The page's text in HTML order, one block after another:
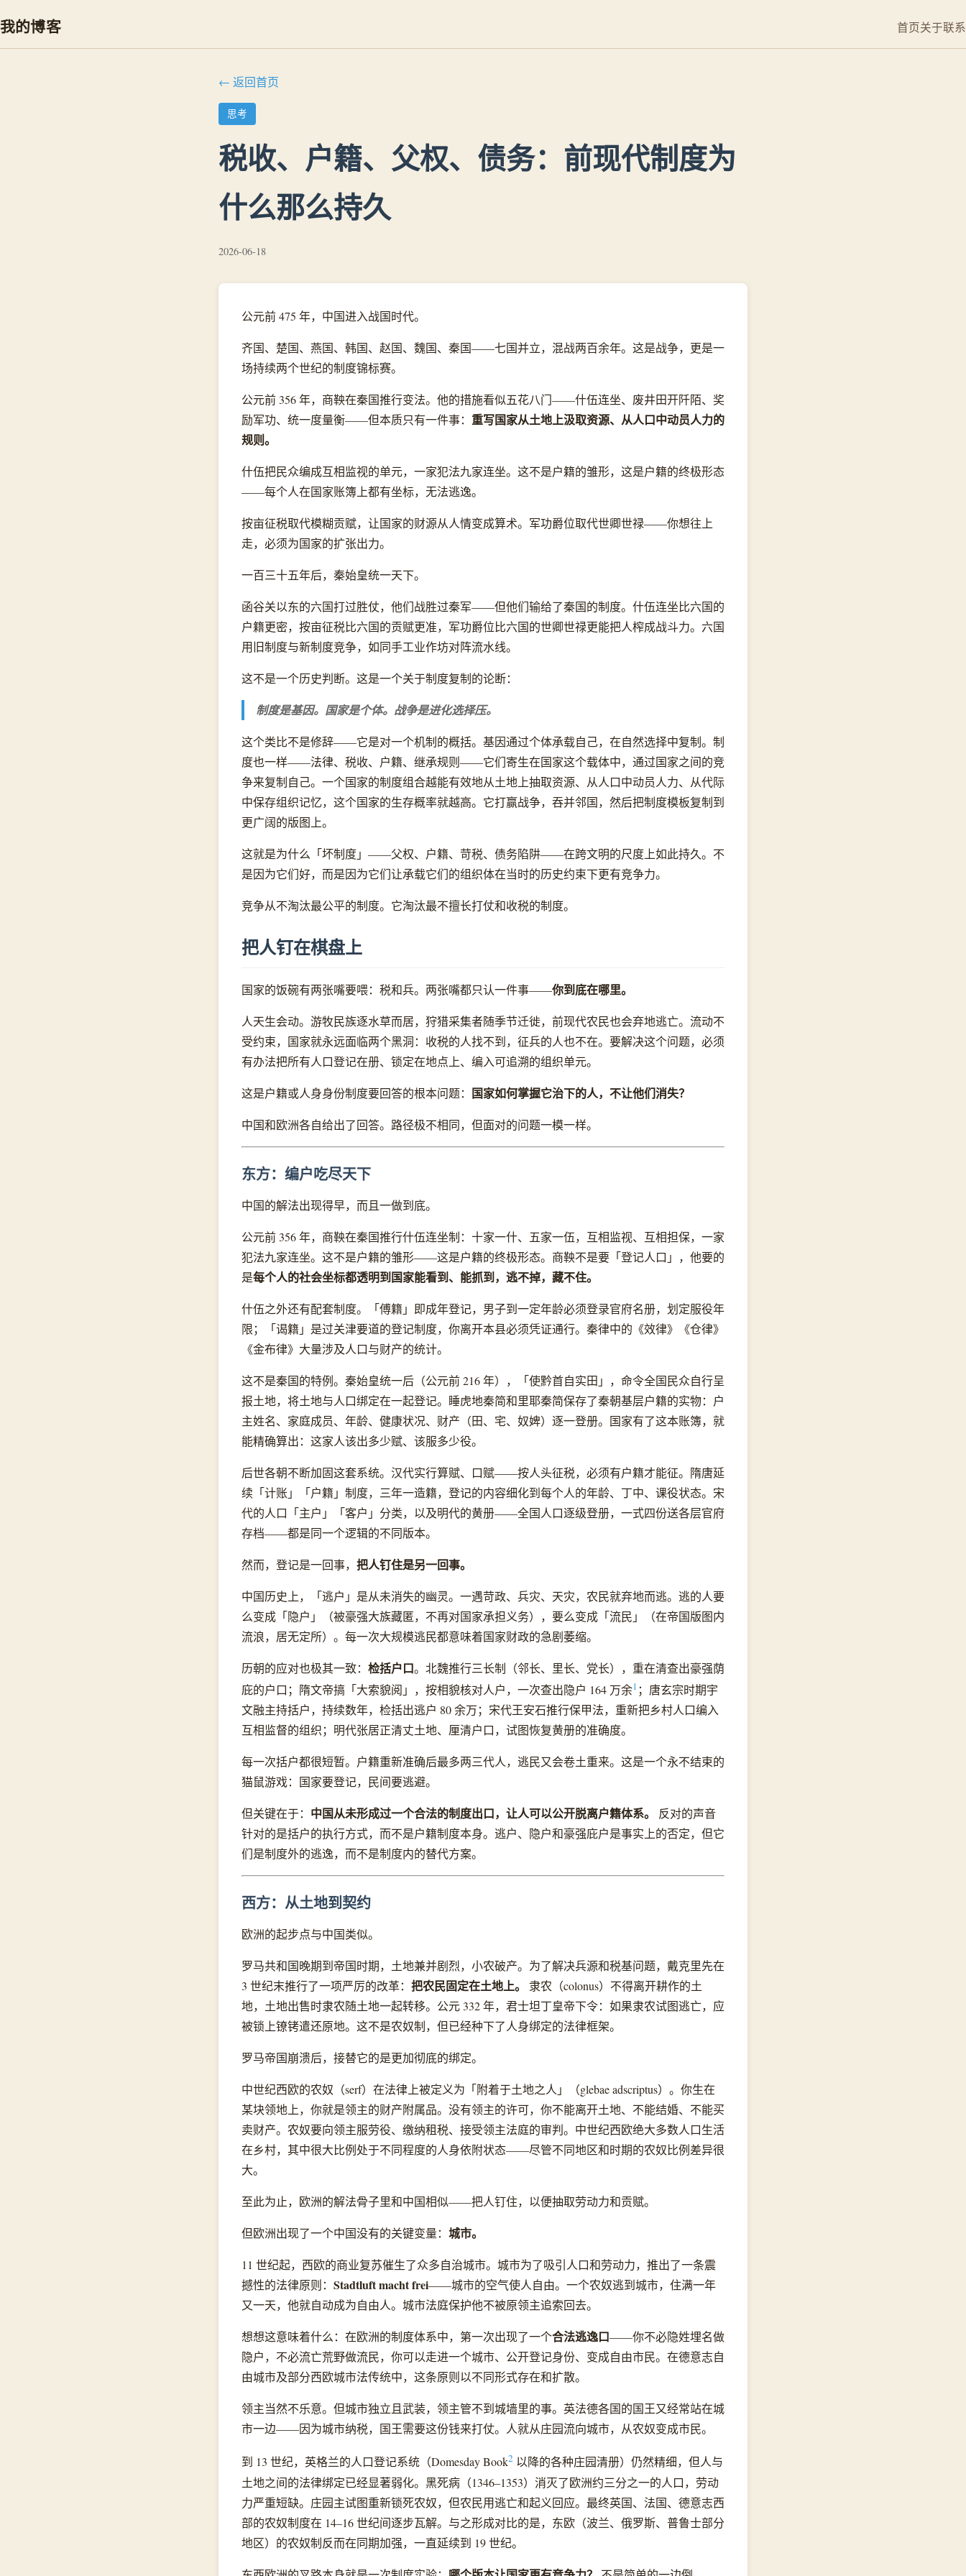
我的博客 首页关于联系
← 返回首页
思考
税收、户籍、父权、债务：前现代制度为
什么那么持久
2026-06-18
公元前 475 年，中国进入战国时代。
齐国、楚国、燕国、韩国、赵国、魏国、秦国——七国并立，混战两百余年。这是战争，更是一
场持续两个世纪的制度锦标赛。
公元前 356 年，商鞅在秦国推行变法。他的措施看似五花八门——什伍连坐、废井田开阡陌、奖
励军功、统一度量衡——但本质只有一件事： 重写国家从土地上汲取资源、从人口中动员人力的
规则。
什伍把民众编成互相监视的单元，一家犯法九家连坐。这不是户籍的雏形，这是户籍的终极形态
——每个人在国家账簿上都有坐标，无法逃逸。
按亩征税取代模糊贡赋，让国家的财源从人情变成算术。军功爵位取代世卿世禄——你想往上
走，必须为国家的扩张出力。
一百三十五年后，秦始皇统一天下。
函谷关以东的六国打过胜仗，他们战胜过秦军——但他们输给了秦国的制度。什伍连坐比六国的
户籍更密，按亩征税比六国的贡赋更准，军功爵位比六国的世卿世禄更能把人榨成战斗力。六国
用旧制度与新制度竞争，如同手工业作坊对阵流水线。
这不是一个历史判断。这是一个关于制度复制的论断：
制度是基因。国家是个体。战争是进化选择压。
这个类比不是修辞——它是对一个机制的概括。基因通过个体承载自己，在自然选择中复制。制
度也一样——法律、税收、户籍、继承规则——它们寄生在国家这个载体中，通过国家之间的竞
争来复制自己。一个国家的制度组合越能有效地从土地上抽取资源、从人口中动员人力、从代际
中保存组织记忆，这个国家的生存概率就越高。它打赢战争，吞并邻国，然后把制度模板复制到
更广阔的版图上。
这就是为什么「坏制度」——父权、户籍、苛税、债务陷阱——在跨文明的尺度上如此持久。不
是因为它们好，而是因为它们让承载它们的组织体在当时的历史约束下更有竞争力。
竞争从不淘汰最公平的制度。它淘汰最不擅长打仗和收税的制度。
把人钉在棋盘上
国家的饭碗有两张嘴要喂：税和兵。两张嘴都只认一件事——你到底在哪里。
人天生会动。游牧民族逐水草而居，狩猎采集者随季节迁徙，前现代农民也会弃地逃亡。流动不
受约束，国家就永远面临两个黑洞：收税的人找不到，征兵的人也不在。要解决这个问题，必须
有办法把所有人口登记在册、锁定在地点上、编入可追溯的组织单元。
这是户籍或人身身份制度要回答的根本问题： 国家如何掌握它治下的人，不让他们消失？
中国和欧洲各自给出了回答。路径极不相同，但面对的问题一模一样。
东方：编户吃尽天下
中国的解法出现得早，而且一做到底。
公元前 356 年，商鞅在秦国推行什伍连坐制：十家一什、五家一伍，互相监视、互相担保，一家
犯法九家连坐。这不是户籍的雏形——这是户籍的终极形态。商鞅不是要「登记人口」，他要的
是每个人的社会坐标都透明到国家能看到、能抓到，逃不掉，藏不住。
什伍之外还有配套制度。「傅籍」即成年登记，男子到一定年龄必须登录官府名册，划定服役年
限；「谒籍」是过关津要道的登记制度，你离开本县必须凭证通行。秦律中的《效律》《仓律》
《金布律》大量涉及人口与财产的统计。
这不是秦国的特例。秦始皇统一后（公元前 216 年），「使黔首自实田」，命令全国民众自行呈
报土地，将土地与人口绑定在一起登记。睡虎地秦简和里耶秦简保存了秦朝基层户籍的实物：户
主姓名、家庭成员、年龄、健康状况、财产（田、宅、奴婢）逐一登册。国家有了这本账簿，就
能精确算出：这家人该出多少赋、该服多少役。
后世各朝不断加固这套系统。汉代实行算赋、口赋——按人头征税，必须有户籍才能征。隋唐延
续「计账」「户籍」制度，三年一造籍，登记的内容细化到每个人的年龄、丁中、课役状态。宋
代的人口「主户」「客户」分类，以及明代的黄册——全国人口逐级登册，一式四份送各层官府
存档——都是同一个逻辑的不同版本。
然而，登记是一回事， 把人钉住是另一回事。
中国历史上，「逃户」是从未消失的幽灵。一遇苛政、兵灾、天灾，农民就弃地而逃。逃的人要
么变成「隐户」（被豪强大族藏匿，不再对国家承担义务），要么变成「流民」（在帝国版图内
流浪，居无定所）。每一次大规模逃民都意味着国家财政的急剧萎缩。
历朝的应对也极其一致： 检括户口。北魏推行三长制（邻长、里长、党长），重在清查出豪强荫
庇的户口；隋文帝搞「大索貌阅」，按相貌核对人户，一次查出隐户 164 万余1 ；唐玄宗时期宇
文融主持括户，持续数年，检括出逃户 80 余万；宋代王安石推行保甲法，重新把乡村人口编入
互相监督的组织；明代张居正清丈土地、厘清户口，试图恢复黄册的准确度。
每一次括户都很短暂。户籍重新准确后最多两三代人，逃民又会卷土重来。这是一个永不结束的
猫鼠游戏：国家要登记，民间要逃避。
但关键在于： 中国从未形成过一个合法的制度出口，让人可以公开脱离户籍体系。
反对的声音
针对的是括户的执行方式，而不是户籍制度本身。逃户、隐户和豪强庇户是事实上的否定，但它
们是制度外的逃逸，而不是制度内的替代方案。
西方：从土地到契约
欧洲的起步点与中国类似。
罗马共和国晚期到帝国时期，土地兼并剧烈，小农破产。为了解决兵源和税基问题，戴克里先在
3 世纪末推行了一项严厉的改革： 把农民固定在土地上。
隶农（colonus）不得离开耕作的土
地，土地出售时隶农随土地一起转移。公元 332 年，君士坦丁皇帝下令：如果隶农试图逃亡，应
被锁上镣铐遣还原地。这不是农奴制，但已经种下了人身绑定的法律框架。
罗马帝国崩溃后，接替它的是更加彻底的绑定。
中世纪西欧的农奴（serf）在法律上被定义为「附着于土地之人」（glebae adscriptus）。你生在
某块领地上，你就是领主的财产附属品。没有领主的许可，你不能离开土地、不能结婚、不能买
卖财产。农奴要向领主服劳役、缴纳租税、接受领主法庭的审判。中世纪西欧绝大多数人口生活
在乡村，其中很大比例处于不同程度的人身依附状态——尽管不同地区和时期的农奴比例差异很
大。
至此为止，欧洲的解法骨子里和中国相似——把人钉住，以便抽取劳动力和贡赋。
但欧洲出现了一个中国没有的关键变量： 城市。
11 世纪起，西欧的商业复苏催生了众多自治城市。城市为了吸引人口和劳动力，推出了一条震
撼性的法律原则： Stadtluft macht frei——城市的空气使人自由。一个农奴逃到城市，住满一年
又一天，他就自动成为自由人。城市法庭保护他不被原领主追索回去。
想想这意味着什么：在欧洲的制度体系中，第一次出现了一个合法逃逸口——你不必隐姓埋名做
隐户，不必流亡荒野做流民，你可以走进一个城市、公开登记身份、变成自由市民。在德意志自
由城市及部分西欧城市法传统中，这条原则以不同形式存在和扩散。
领主当然不乐意。但城市独立且武装，领主管不到城墙里的事。英法德各国的国王又经常站在城
市一边——因为城市纳税，国王需要这份钱来打仗。人就从庄园流向城市，从农奴变成市民。
到 13 世纪，英格兰的人口登记系统（Domesday Book2 以降的各种庄园清册）仍然精细，但人与
土地之间的法律绑定已经显著弱化。黑死病（1346–1353）消灭了欧洲约三分之一的人口，劳动
力严重短缺。庄园主试图重新锁死农奴，但农民用逃亡和起义回应。最终英国、法国、德意志西
部的农奴制度在 14–16 世纪间逐步瓦解。与之形成对比的是，东欧（波兰、俄罗斯、普鲁士部分
地区）的农奴制反而在同期加强，一直延续到 19 世纪。